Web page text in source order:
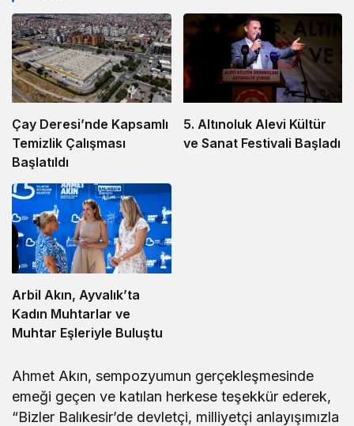
Çay Deresi’nde Kapsamlı
Temizlik Çalışması
Başlatıldı
5. Altınoluk Alevi Kültür
ve Sanat Festivali Başladı
Arbil Akın, Ayvalık’ta
Kadın Muhtarlar ve
Muhtar Eşleriyle Buluştu
Ahmet Akın, sempozyumun gerçekleşmesinde
emeği geçen ve katılan herkese teşekkür ederek,
“Bizler Balıkesir’de devletçi, milliyetçi anlayışımızla